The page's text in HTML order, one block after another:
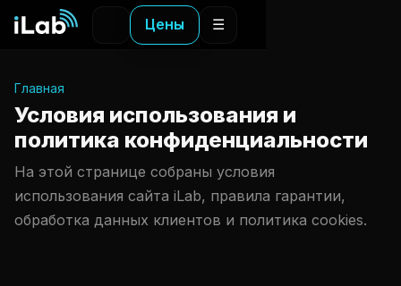
Цены ☰
Главная
Условия использования и
политика конфиденциальности
На этой странице собраны условия
использования сайта iLab, правила гарантии,
обработка данных клиентов и политика cookies.